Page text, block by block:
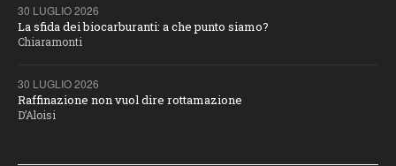
30 LUGLIO 2026
La sfida dei biocarburanti: a che punto siamo?
Chiaramonti
30 LUGLIO 2026
Raffinazione non vuol dire rottamazione
D’Aloisi